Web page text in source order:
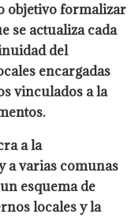
objetivo formalizar
se actualiza cada
del
encargadas
vinculados a la
a la
a varias comunas
esquema de
locales y la